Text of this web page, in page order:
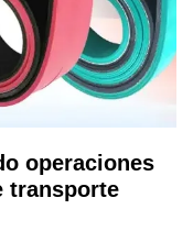
operaciones
transporte